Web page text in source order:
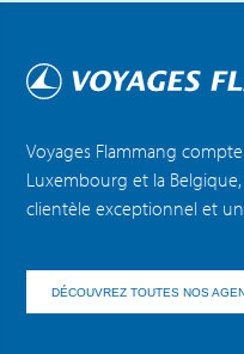
Voyages Flammang
Luxembourg et la
clientèle exceptionnel et
DÉCOUVREZ TOUTES NOS